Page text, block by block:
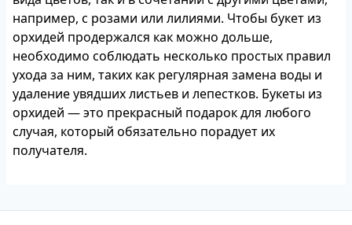
например, с розами или лилиями. Чтобы букет из
орхидей продержался как можно дольше,
необходимо соблюдать несколько простых правил
ухода за ним, таких как регулярная замена воды и
удаление увядших листьев и лепестков. Букеты из
орхидей — это прекрасный подарок для любого
случая, который обязательно порадует их
получателя.